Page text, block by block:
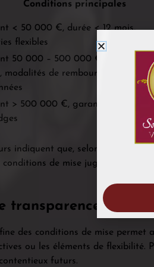
Conditions principales
< 50 000 €, durée < 12 mois,
flexibles
50 000 – 500 000 €, garanties
modalités de remboursement
> 500 000 €, garanties
indiquent que, selon une étude
de mise jugées
transparence et de
des conditions de mise
ou les éléments de
futurs.